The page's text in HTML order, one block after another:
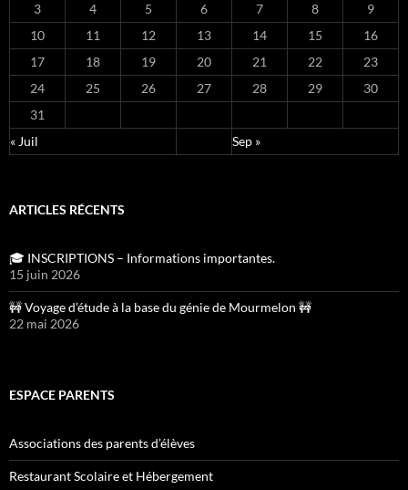
3
4 5 6 7 8
9
10
11 12 13 14 15
16
17
18 19 20 21 22
23
24
25 26 27 28 29
30
31
« Juil
Sep »
ARTICLES RÉCENTS
🎓 INSCRIPTIONS – Informations importantes.
15 juin 2026
🚧 Voyage d’étude à la base du génie de Mourmelon 🚧
22 mai 2026
ESPACE PARENTS
Associations des parents d’élèves
Restaurant Scolaire et Hébergement